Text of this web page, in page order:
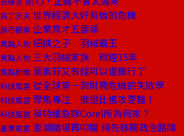
馬丁沃夫 世界經濟大好背後的危機
房市觀察 企業育才五要領
焦點人物 細姨之子 羽絨霸王
焦點人物 三大羽絨家族 輝煌35年
焦點新聞 葉素菲又有錢可以還銀行了
科技風雲 從全球第一到財務危機的失敗學
科技風雲 聚焦專注 撤退比進攻更難！
科技風雲 英特維急嫁Corel所為何來？
產業風雲 澎湖賭場再叩關 得先移開政治路障